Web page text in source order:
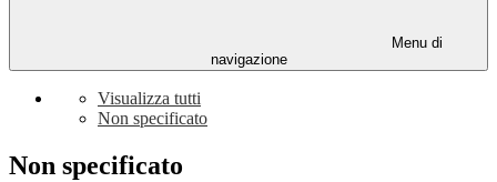
Menu di
navigazione
Visualizza tutti
Non specificato
Non specificato